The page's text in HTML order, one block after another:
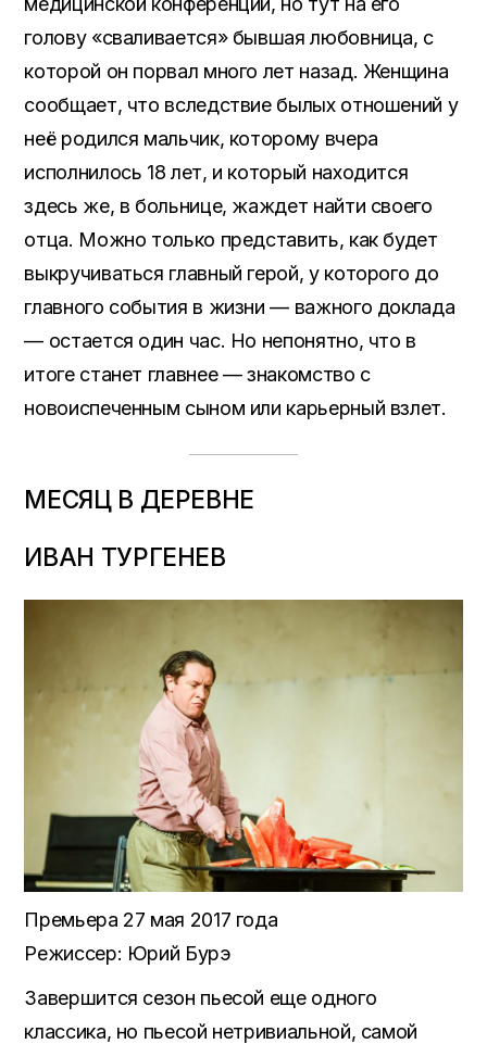
голову «сваливается» бывшая любовница, с
которой он порвал много лет назад. Женщина
сообщает, что вследствие былых отношений у
неё родился мальчик, которому вчера
исполнилось 18 лет, и который находится
здесь же, в больнице, жаждет найти своего
отца. Можно только представить, как будет
выкручиваться главный герой, у которого до
главного события в жизни — важного доклада
— остается один час. Но непонятно, что в
итоге станет главнее — знакомство с
новоиспеченным сыном или карьерный взлет.
МЕСЯЦ В ДЕРЕВНЕ
ИВАН ТУРГЕНЕВ
Премьера 27 мая 2017 года
Режиссер: Юрий Бурэ
Завершится сезон пьесой еще одного
классика, но пьесой нетривиальной, самой